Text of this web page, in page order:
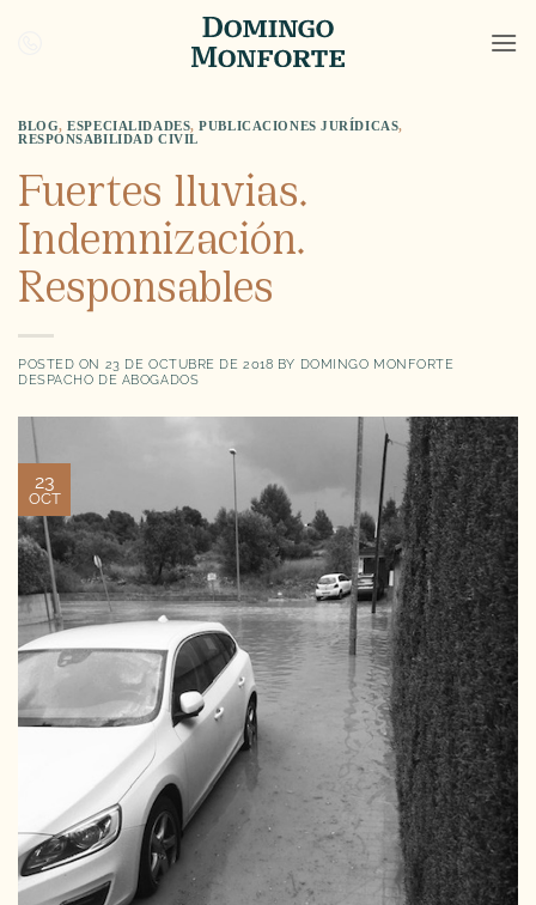
BLOG,ESPECIALIDADES,PUBLICACIONES JURÍDICAS,
RESPONSABILIDAD CIVIL
Fuertes lluvias.
Indemnización.
Responsables
POSTED ON 23 DE OCTUBRE DE 2018 BY DOMINGO MONFORTE
DESPACHO DE ABOGADOS
23
OCT